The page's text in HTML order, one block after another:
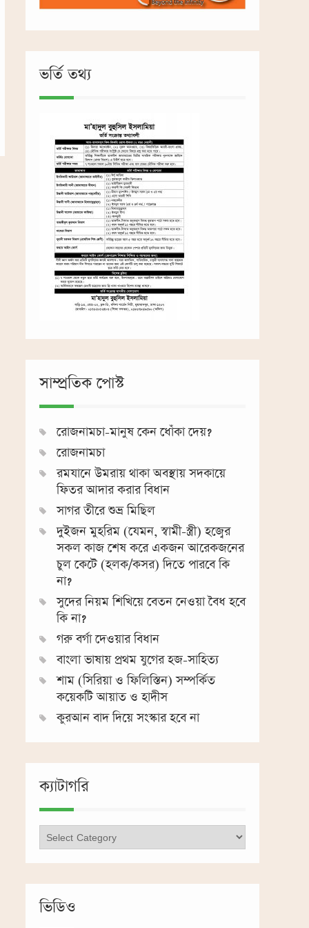
ভর্তি তথ্য
সাম্প্রতিক পোস্ট
রোজনামচা-মানুষ কেন ধোঁকা দেয়?
রোজনামচা
রমযানে উমরায় থাকা অবস্থায় সদকায়ে
ফিতর আদার করার বিধান
সাগর তীরে শুভ্র মিছিল
দুইজন মুহরিম (যেমন, স্বামী-স্ত্রী) হজ্বের
সকল কাজ শেষ করে একজন আরেকজনের
চুল কেটে (হলক/কসর) দিতে পারবে কি
না?
সুদের নিয়ম শিখিয়ে বেতন নেওয়া বৈধ হবে
কি না?
গরু বর্গা দেওয়ার বিধান
বাংলা ভাষায় প্রথম যুগের হজ-সাহিত্য
শাম (সিরিয়া ও ফিলিস্তিন) সম্পর্কিত
কয়েকটি আয়াত ও হাদীস
কুরআন বাদ দিয়ে সংস্কার হবে না
ক্যাটাগরি
ক্যাটাগরি
ভিডিও